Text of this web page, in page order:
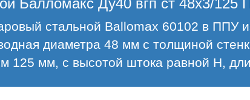
Балломакс Ду40 вгп ст 48х3/
стальной Ballomax 60102 в ППУ
диаметра 48 мм с толщиной
125 мм, с высотой штока равной H,